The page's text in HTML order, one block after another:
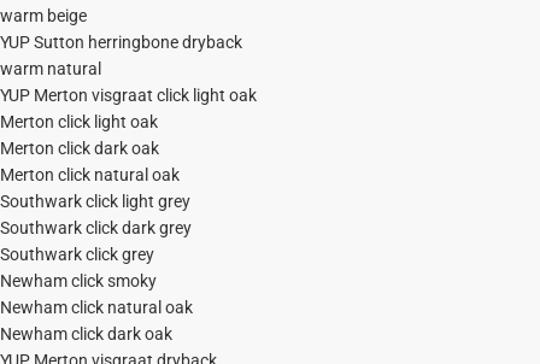
warm beige
YUP Sutton herringbone dryback
warm natural
YUP Merton visgraat click light oak
Merton click light oak
Merton click dark oak
Merton click natural oak
Southwark click light grey
Southwark click dark grey
Southwark click grey
Newham click smoky
Newham click natural oak
Newham click dark oak